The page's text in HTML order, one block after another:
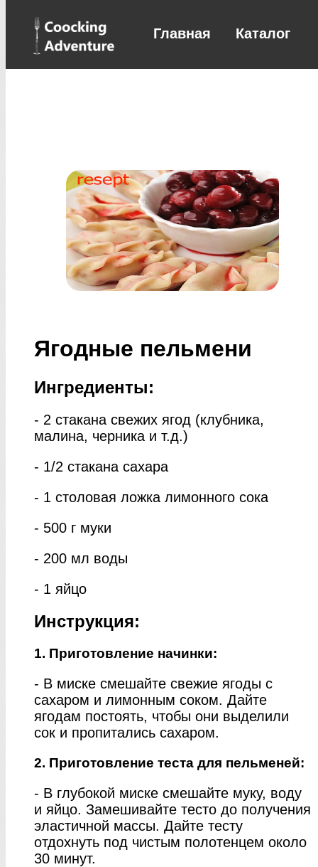
Главная Каталог
Ягодные пельмени
Ингредиенты:
- 2 стакана свежих ягод (клубника,
малина, черника и т.д.)
- 1/2 стакана сахара
- 1 столовая ложка лимонного сока
- 500 г муки
- 200 мл воды
- 1 яйцо
Инструкция:
1. Приготовление начинки:
- В миске смешайте свежие ягоды с
сахаром и лимонным соком. Дайте
ягодам постоять, чтобы они выделили
сок и пропитались сахаром.
2. Приготовление теста для пельменей:
- В глубокой миске смешайте муку, воду
и яйцо. Замешивайте тесто до получения
эластичной массы. Дайте тесту
отдохнуть под чистым полотенцем около
30 минут.